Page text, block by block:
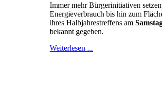
Immer mehr Bürgerinitiativen
Energieverbrauch bis hin zum
ihres Halbjahrestreffens am
bekannt gegeben.
Weiterlesen ...